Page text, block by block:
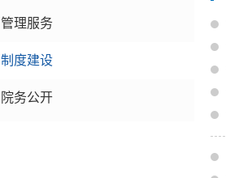
管理服务
制度建设
院务公开